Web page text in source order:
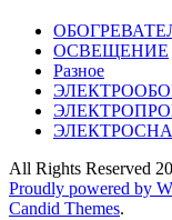
ОСВЕЩЕНИЕ
Разное
All Rights Reserved
Proudly powered by
Candid Themes.